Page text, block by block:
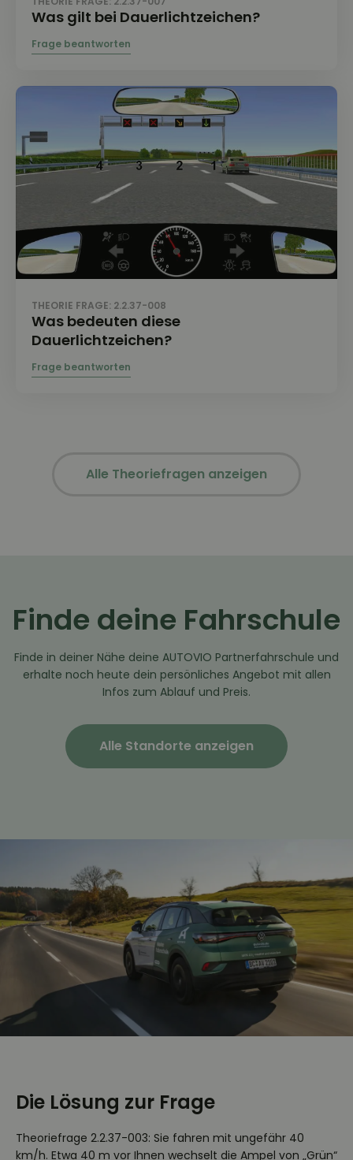
Was gilt bei Dauerlichtzeichen?
THEORIE FRAGE: 2.2.37-008
Was bedeuten diese
Dauerlichtzeichen?
Alle Theoriefragen anzeigen
Finde deine Fahrschule
Finde in deiner Nähe deine AUTOVIO Partnerfahrschule und
erhalte noch heute dein persönliches Angebot mit allen
Infos zum Ablauf und Preis.
Alle Standorte anzeigen
Die Lösung zur Frage
Theoriefrage 2.2.37-003: Sie fahren mit ungefähr 40
km/h. Etwa 40 m vor Ihnen wechselt die Ampel von „Grün“